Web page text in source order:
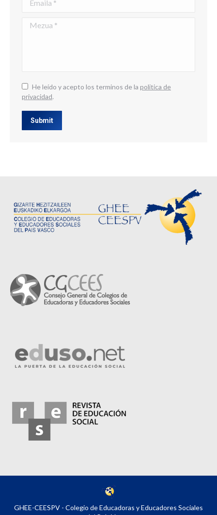
Mezua *
He leído y acepto los terminos de la politica de
privacidad.
Submit
GHEE-CEESPV - Colegio de Educadoras y Educadores Sociales